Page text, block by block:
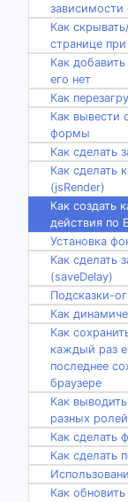
зависимости
Как
странице
Как
его нет
Как
Как вывести
формы
Как сделать
Как сделать
(jsRender)
Как создать
действия по
Установка
Как сделать
(saveDelay)
Подсказки-
Как
Как
каждый раз
последнее
браузере
Как
разных ролей
Как сделать
Как сделать
Как